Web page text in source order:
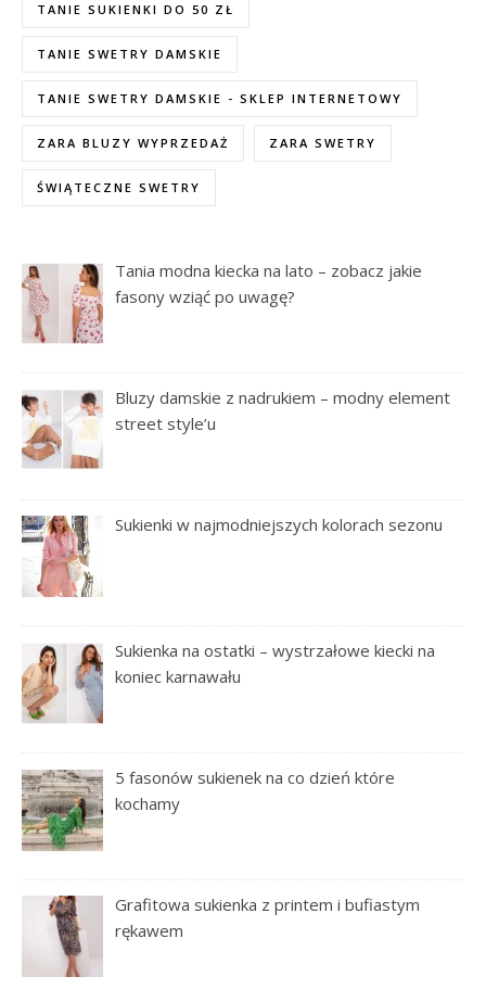
TANIE SUKIENKI DO 50 ZŁ
TANIE SWETRY DAMSKIE
TANIE SWETRY DAMSKIE - SKLEP INTERNETOWY
ZARA BLUZY WYPRZEDAŻ ZARA SWETRY
ŚWIĄTECZNE SWETRY
Tania modna kiecka na lato – zobacz jakie
fasony wziąć po uwagę?
Bluzy damskie z nadrukiem – modny element
street style’u
Sukienki w najmodniejszych kolorach sezonu
Sukienka na ostatki – wystrzałowe kiecki na
koniec karnawału
5 fasonów sukienek na co dzień które
kochamy
Grafitowa sukienka z printem i bufiastym
rękawem